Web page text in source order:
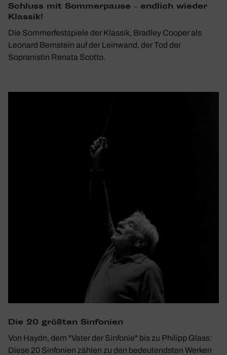
Schluss mit Sommer­pause – endlich wieder
Klassik!
Die Sommerfestspiele der Klassik, Bradley Cooper als
Leonard Bernstein auf der Leinwand, der Tod der
Sopranistin Renata Scotto.
Die 20 größten Sinfo­nien
Von Haydn, dem "Vater der Sinfonie" bis zu Philipp Glass:
Diese 20 Sinfonien zählen zu den bedeutendsten Werken